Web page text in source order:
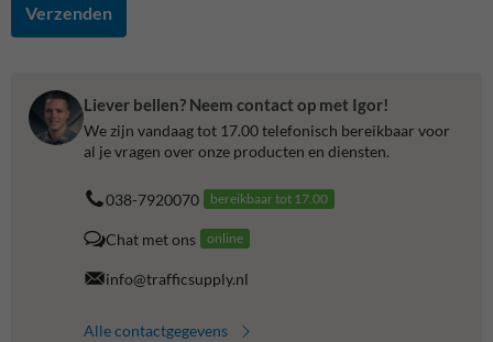
Verzenden
Liever bellen? Neem contact op met Igor!
We zijn vandaag tot 17.00 telefonisch bereikbaar voor
al je vragen over onze producten en diensten.
038-7920070 bereikbaar tot 17.00
Chat met ons online
info@trafficsupply.nl
Alle contactgegevens